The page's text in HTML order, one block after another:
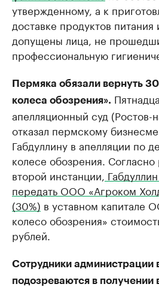
утвержденному, а к
доставке продуктов
допущены лица, не
профессиональную
Пермяка обязали вернуть
колеса обозрения».
апелляционный суд (Ростов-
отказал пермскому
Габдуллину в апелляции по
колесе обозрения.
второй инстанции,
передать ООО «Агроком
(30%) в уставном капитале
колесо обозрения»
рублей.
Сотрудники администрации
подозреваются в получении